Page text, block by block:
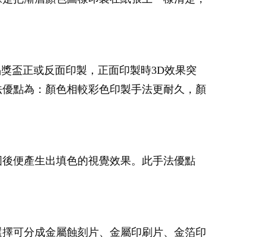
盃正或反面印製，正面印製時3D效果突
點為：顏色相較彩色印製手法更耐久，顏
便產生出填色的視覺效果。此手法優點
可分成金屬蝕刻片、金屬印刷片、金箔印